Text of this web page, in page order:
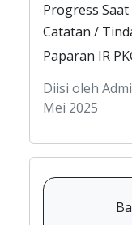
Progress Saat
Catatan /
Paparan IR
Diisi oleh
Mei 2025